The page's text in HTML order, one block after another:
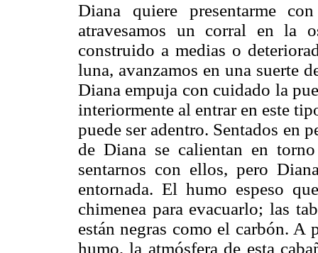
Diana quiere presentarme
atravesamos un corral en la
construido a medias o
luna, avanzamos en una suerte
Diana empuja con cuidado la
interiormente al entrar en este
puede ser adentro. Sentados en
de Diana se calientan en
sentarnos con ellos, pero
entornada. El humo espeso
chimenea para evacuarlo; las
están negras como el carbón. A
humo, la atmósfera de esta